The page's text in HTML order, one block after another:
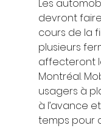
Les
devront
cours de la
plusieurs
affecteront
Montréal.
usagers à
à l’avance
temps pour